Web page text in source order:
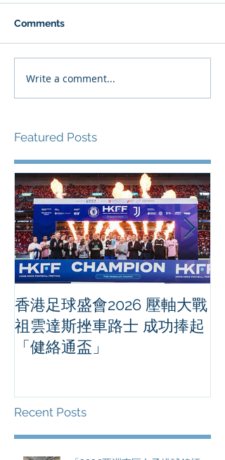
Comments
Write a comment...
Featured Posts
香港足球盛會2026 壓軸大戰
祖雲達斯挫車路士 成功捧起
「健絡通盃」
Recent Posts